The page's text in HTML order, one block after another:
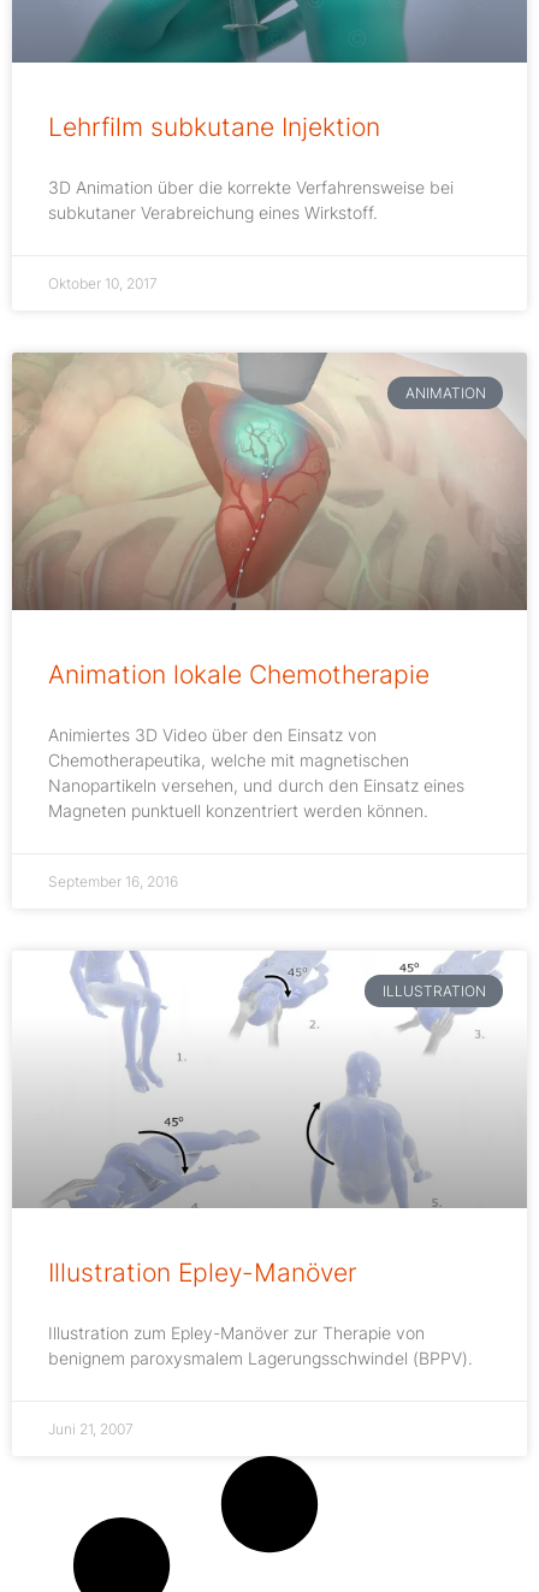
Lehrfilm subkutane Injektion
3D Animation über die korrekte Verfahrensweise bei
subkutaner Verabreichung eines Wirkstoff.
Oktober 10, 2017
ANIMATION
Animation lokale Chemotherapie
Animiertes 3D Video über den Einsatz von
Chemotherapeutika, welche mit magnetischen
Nanopartikeln versehen, und durch den Einsatz eines
Magneten punktuell konzentriert werden können.
September 16, 2016
ILLUSTRATION
Illustration Epley-Manöver
Illustration zum Epley-Manöver zur Therapie von
benignem paroxysmalem Lagerungsschwindel (BPPV).
Juni 21, 2007